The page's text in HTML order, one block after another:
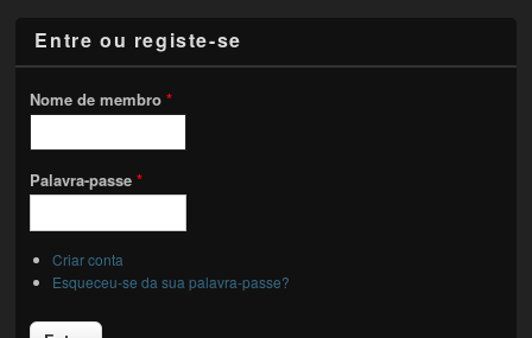
Entre ou registe-se
Nome de membro*
Palavra-passe*
Criar conta
Esqueceu-se da sua palavra-passe?